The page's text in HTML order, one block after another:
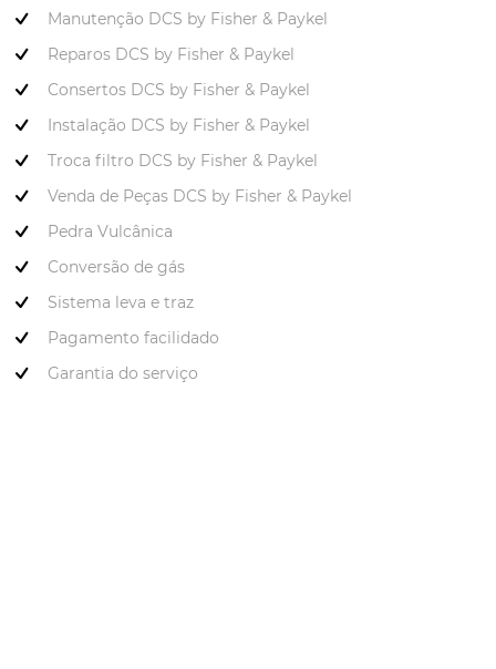
Manutenção DCS by Fisher & Paykel
Reparos DCS by Fisher & Paykel
Consertos DCS by Fisher & Paykel
Instalação DCS by Fisher & Paykel
Troca filtro DCS by Fisher & Paykel
Venda de Peças DCS by Fisher & Paykel
Pedra Vulcânica
Conversão de gás
Sistema leva e traz
Pagamento facilidado
Garantia do serviço